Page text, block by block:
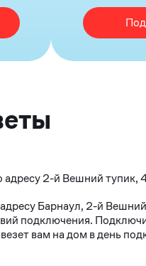
адресу 2-й Вешний тупик,
Барнаул, 2-й
подключения.
вам на дом в день